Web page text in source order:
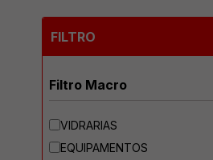
FILTRO
Filtro Macro
VIDRARIAS
EQUIPAMENTOS